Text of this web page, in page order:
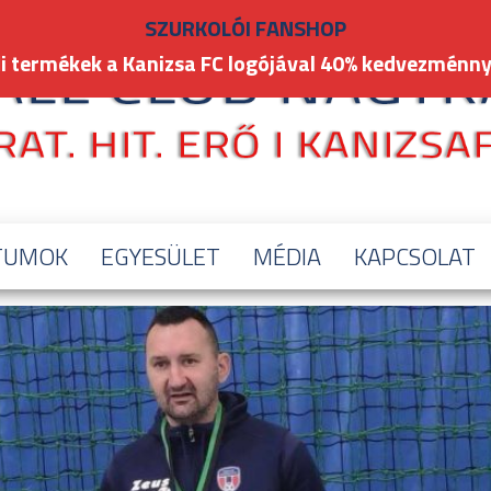
EGYESÜLET MÉDIA KAPCSOLAT
SZURKOLÓI FANSHOP
termékek a Kanizsa FC logójával 40%